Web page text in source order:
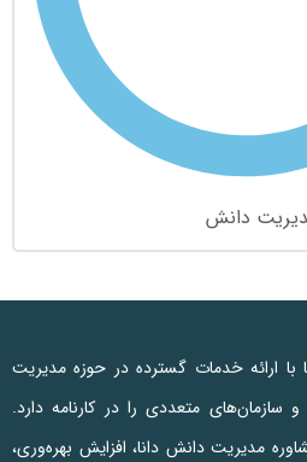
دانش
ارائه خدمات گسترده در حوزه مدیریت
سازمان‌های متعددی را در کارنامه دارد.
مدیریت دانش دانا، افزایش بهره‌وری،